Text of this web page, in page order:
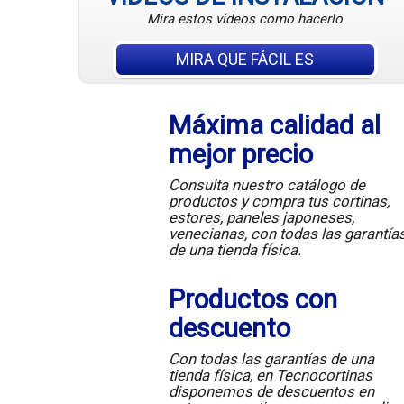
Mira estos vídeos como hacerlo
MIRA QUE FÁCIL ES
Máxima calidad al
mejor precio
Consulta nuestro catálogo de
productos y compra tus cortinas,
estores, paneles japoneses,
venecianas, con todas las
de una tienda física.
Productos con
descuento
Con todas las garantías de una
tienda física, en Tecnocortinas
disponemos de descuentos en